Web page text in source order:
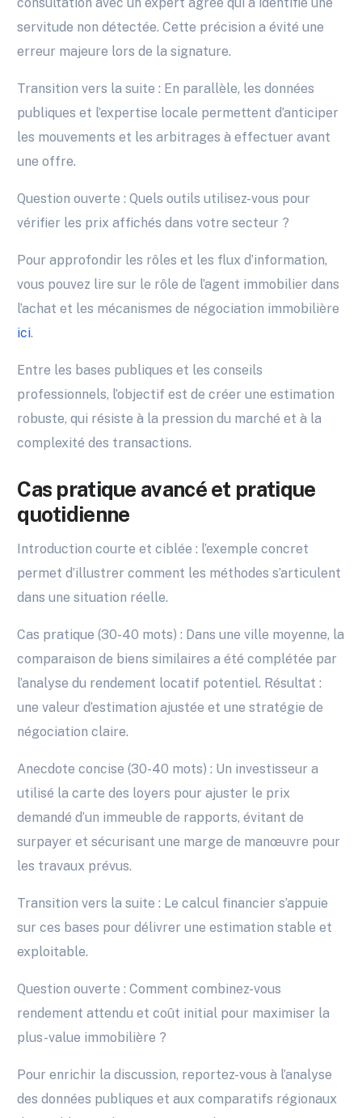
consultation avec un expert agréé qui a identifié une
servitude non détectée. Cette précision a évité une
erreur majeure lors de la signature.
Transition vers la suite : En parallèle, les données
publiques et l’expertise locale permettent d’anticiper
les mouvements et les arbitrages à effectuer avant
une offre.
Question ouverte : Quels outils utilisez-vous pour
vérifier les prix affichés dans votre secteur ?
Pour approfondir les rôles et les flux d’information,
vous pouvez lire sur le rôle de l’agent immobilier dans
l’achat et les mécanismes de négociation immobilière
ici.
Entre les bases publiques et les conseils
professionnels, l’objectif est de créer une estimation
robuste, qui résiste à la pression du marché et à la
complexité des transactions.
Cas pratique avancé et pratique
quotidienne
Introduction courte et ciblée : l’exemple concret
permet d’illustrer comment les méthodes s’articulent
dans une situation réelle.
Cas pratique (30-40 mots) : Dans une ville moyenne, la
comparaison de biens similaires a été complétée par
l’analyse du rendement locatif potentiel. Résultat :
une valeur d’estimation ajustée et une stratégie de
négociation claire.
Anecdote concise (30-40 mots) : Un investisseur a
utilisé la carte des loyers pour ajuster le prix
demandé d’un immeuble de rapports, évitant de
surpayer et sécurisant une marge de manœuvre pour
les travaux prévus.
Transition vers la suite : Le calcul financier s’appuie
sur ces bases pour délivrer une estimation stable et
exploitable.
Question ouverte : Comment combinez-vous
rendement attendu et coût initial pour maximiser la
plus-value immobilière ?
Pour enrichir la discussion, reportez-vous à l’analyse
des données publiques et aux comparatifs régionaux